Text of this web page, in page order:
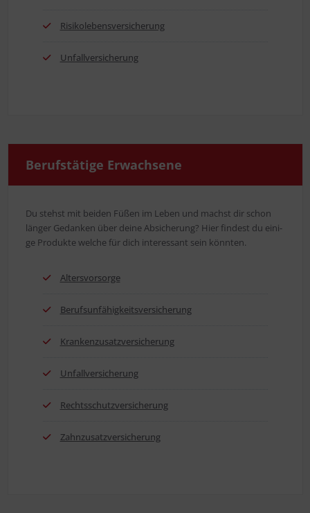
Risi­ko­le­bens­ver­si­che­rung
Unfall­ver­si­che­rung
Berufs­tä­ti­ge Erwachsene
Du stehst mit bei­den Füßen im Leben und machst dir schon
län­ger Gedan­ken über dei­ne Absi­che­rung? Hier fin­dest du eini­
ge Pro­duk­te wel­che für dich inter­es­sant sein könnten.
Alters­vor­sor­ge
Berufs­un­fä­hig­keits­ver­si­che­rung
Kran­ken­zu­satz­ver­si­che­rung
Unfall­ver­si­che­rung
Rechts­schutz­ver­si­che­rung
Zahn­zu­satz­ver­si­che­rung